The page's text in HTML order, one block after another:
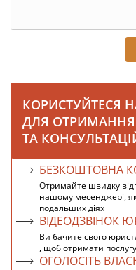
КОРИСТУЙТЕСЯ
ДЛЯ
ТА
БЕЗКОШТОВНА
Отримайте швидку
нашому месенджері,
подальших діях
ВІДЕОДЗВІНОК
Ви бачите свого
, щоб отримати
ОГОЛОСІТЬ